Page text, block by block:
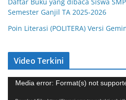
Semester Ganjil TA 2025-2026
Poin Literasi (POLITERA) Versi
Video Terkini
Media error: Format(s) not